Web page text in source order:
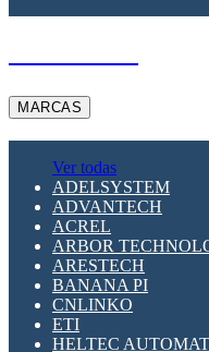
MARCAS
Ver todas
ADELSYSTEM
ADVANTECH
ACREL
ARBOR
ARESTECH
BANANA PI
CNLINKO
ETI
HELTEC